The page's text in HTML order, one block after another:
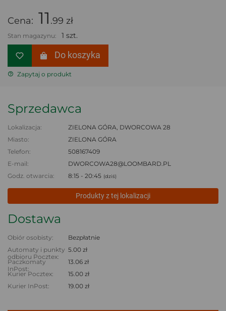
Cena: 11 .99 zł
Stan magazynu: 1 szt.
Do koszyka
Zapytaj o produkt
Sprzedawca
Lokalizacja:
ZIELONA GÓRA, DWORCOWA 28
Miasto:
ZIELONA GÓRA
Telefon:
508167409
E-mail:
DWORCOWA28@LOOMBARD.PL
Godz. otwarcia:
8:15 - 20:45 (dziś)
Produkty z tej lokalizacji
Dostawa
Obiór osobisty:
Bezpłatnie
Automaty i punkty
odbioru Pocztex:
5.00 zł
Paczkomaty
InPost:
13.06 zł
Kurier Pocztex:
15.00 zł
Kurier InPost:
19.00 zł